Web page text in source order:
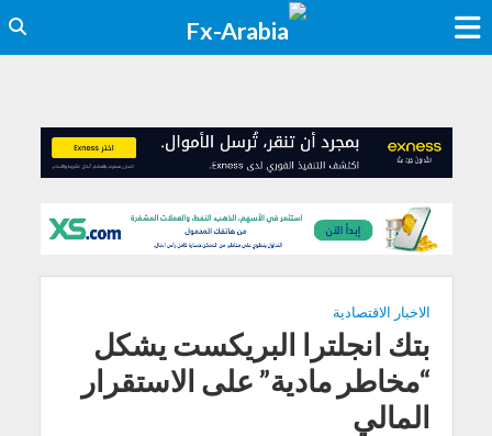
الاخبار الاقتصادية
بتك انجلترا البريكست يشكل
“مخاطر مادية” على الاستقرار
المالي